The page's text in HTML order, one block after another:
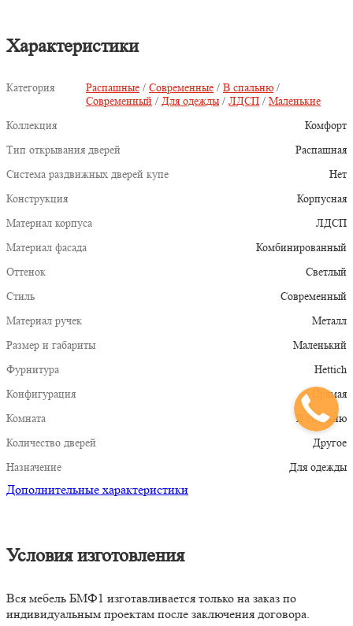
Характеристики
Категория Распашные / Современные / В спальню /
Современный / Для одежды / ЛДСП / Маленькие
Коллекция
Комфорт
Тип открывания дверей
Распашная
Система раздвижных дверей купе
Нет
Конструкция
Корпусная
Материал корпуса
ЛДСП
Материал фасада
Комбинированный
Оттенок
Светлый
Стиль
Современный
Материал ручек
Металл
Размер и габариты
Маленький
Фурнитура
Hettich
Конфигурация
Прямая
Комната
В спальню
Количество дверей
Другое
Назначение
Для одежды
Дополнительные характеристики
Условия изготовления
Вся мебель БМФ1 изготавливается только на заказ по
индивидуальным проектам после заключения договора.